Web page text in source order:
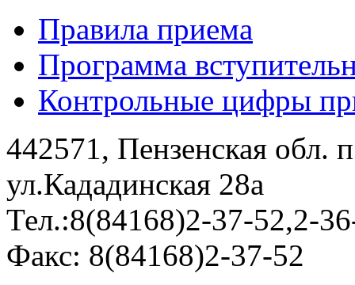
Правила приема
Программа
Контрольные цифры
442571, Пензенская обл.
ул.Кададинская 28а
Тел.:8(84168)2-37-52,2-
Факс: 8(84168)2-37-52